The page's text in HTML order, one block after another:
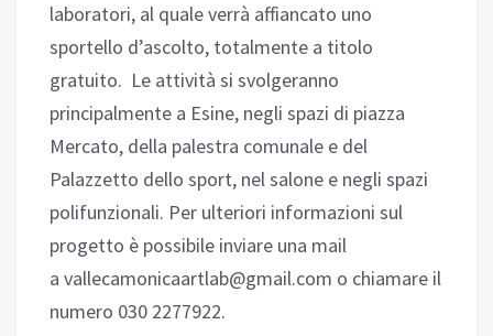
laboratori, al quale verrà affiancato uno
sportello d’ascolto, totalmente a titolo
gratuito. Le attività si svolgeranno
principalmente a Esine, negli spazi di piazza
Mercato, della palestra comunale e del
Palazzetto dello sport, nel salone e negli spazi
polifunzionali. Per ulteriori informazioni sul
progetto è possibile inviare una mail
a vallecamonicaartlab@gmail.com o chiamare il
numero 030 2277922.